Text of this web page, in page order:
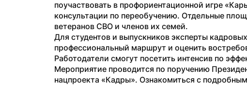
поучаствовать в профориентационной игре
консультации по переобучению. Отдельные
ветеранов СВО и членов их семей.
Для студентов и выпускников эксперты
профессиональный маршрут и оценить
Работодатели смогут посетить интенсив по
Мероприятие проводится по поручению
нацпроекта «Кадры». Ознакомиться с